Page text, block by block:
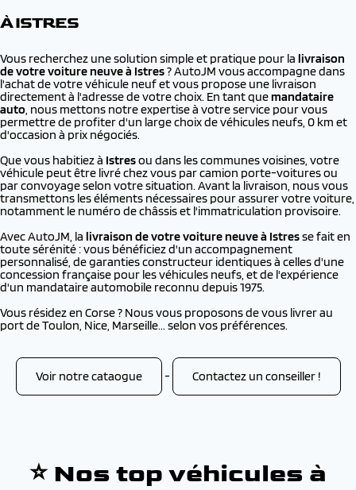
À ISTRES
Vous recherchez une solution simple et pratique pour la livraison
de votre voiture neuve à Istres? AutoJM vous accompagne dans
l'achat de votre véhicule neuf et vous propose une livraison
directement à l'adresse de votre choix. En tant quemandataire
auto, nous mettons notre expertise à votre service pour vous
permettre de profiter d'un large choix de véhicules neufs, 0 km et
d'occasion à prix négociés.
Que vous habitiez à Istresou dans les communes voisines, votre
véhicule peut être livré chez vous par camion porte-voitures ou
par convoyage selon votre situation. Avant la livraison, nous vous
transmettons les éléments nécessaires pour assurer votre voiture,
notamment le numéro de châssis et l'immatriculation provisoire.
Avec AutoJM, la livraison de votre voiture neuve à Istresse fait en
toute sérénité : vous bénéficiez d'un accompagnement
personnalisé, de garanties constructeur identiques à celles d'une
concession française pour les véhicules neufs, et de l'expérience
d'un mandataire automobile reconnu depuis 1975.
Vous résidez en Corse ? Nous vous proposons de vous livrer au
port de Toulon, Nice, Marseille... selon vos préférences.
Voir notre cataogue - Contactez un conseiller !
⭐ Nos top véhicules à